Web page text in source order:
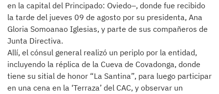
en la capital del Principado: Oviedo–, donde fue recibido
la tarde del jueves 09 de agosto por su presidenta, Ana
Gloria Somoanao Iglesias, y parte de sus compañeros de
Junta Directiva.
Allí, el cónsul general realizó un periplo por la entidad,
incluyendo la réplica de la Cueva de Covadonga, donde
tiene su sitial de honor “La Santina”, para luego participar
en una cena en la ‘Terraza’ del CAC, y observar un